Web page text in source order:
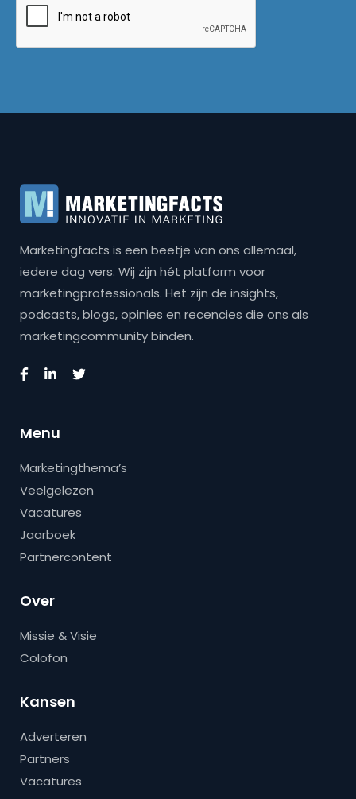
Marketingfacts is een beetje van ons allemaal,
iedere dag vers. Wij zijn hét platform voor
marketingprofessionals. Het zijn de insights,
podcasts, blogs, opinies en recencies die ons als
marketingcommunity binden.
Menu
Marketingthema’s
Veelgelezen
Vacatures
Jaarboek
Partnercontent
Over
Missie & Visie
Colofon
Kansen
Adverteren
Partners
Vacatures